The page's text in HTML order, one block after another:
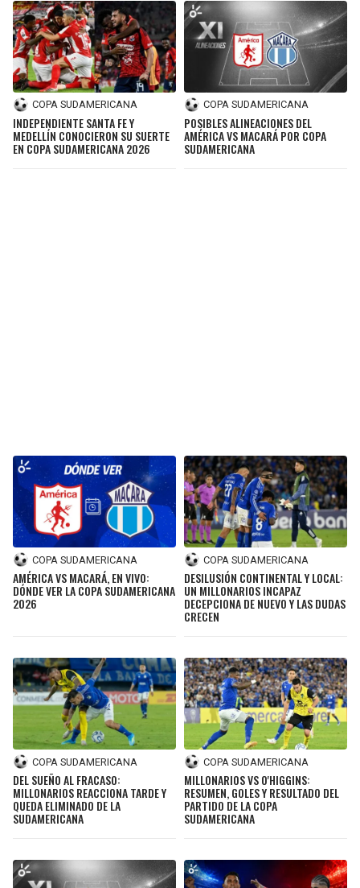
COPA SUDAMERICANA
INDEPENDIENTE SANTA FE Y
MEDELLÍN CONOCIERON SU SUERTE
EN COPA SUDAMERICANA 2026
COPA SUDAMERICANA
POSIBLES ALINEACIONES DEL
AMÉRICA VS MACARÁ POR COPA
SUDAMERICANA
COPA SUDAMERICANA
AMÉRICA VS MACARÁ, EN VIVO:
DÓNDE VER LA COPA SUDAMERICANA
2026
COPA SUDAMERICANA
DESILUSIÓN CONTINENTAL Y LOCAL:
UN MILLONARIOS INCAPAZ
DECEPCIONA DE NUEVO Y LAS DUDAS
CRECEN
COPA SUDAMERICANA
DEL SUEÑO AL FRACASO:
MILLONARIOS REACCIONA TARDE Y
QUEDA ELIMINADO DE LA
SUDAMERICANA
COPA SUDAMERICANA
MILLONARIOS VS O'HIGGINS:
RESUMEN, GOLES Y RESULTADO DEL
PARTIDO DE LA COPA
SUDAMERICANA